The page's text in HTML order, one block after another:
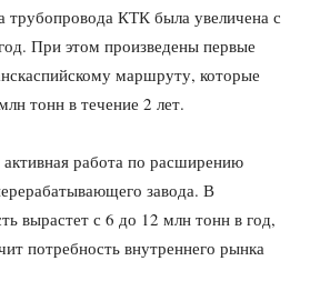
трубопровода КТК была увеличена с
При этом произведены первые
маршруту, которые
тонн в течение 2 лет.
работа по расширению
завода. В
вырастет с 6 до 12 млн тонн в год,
потребность внутреннего рынка